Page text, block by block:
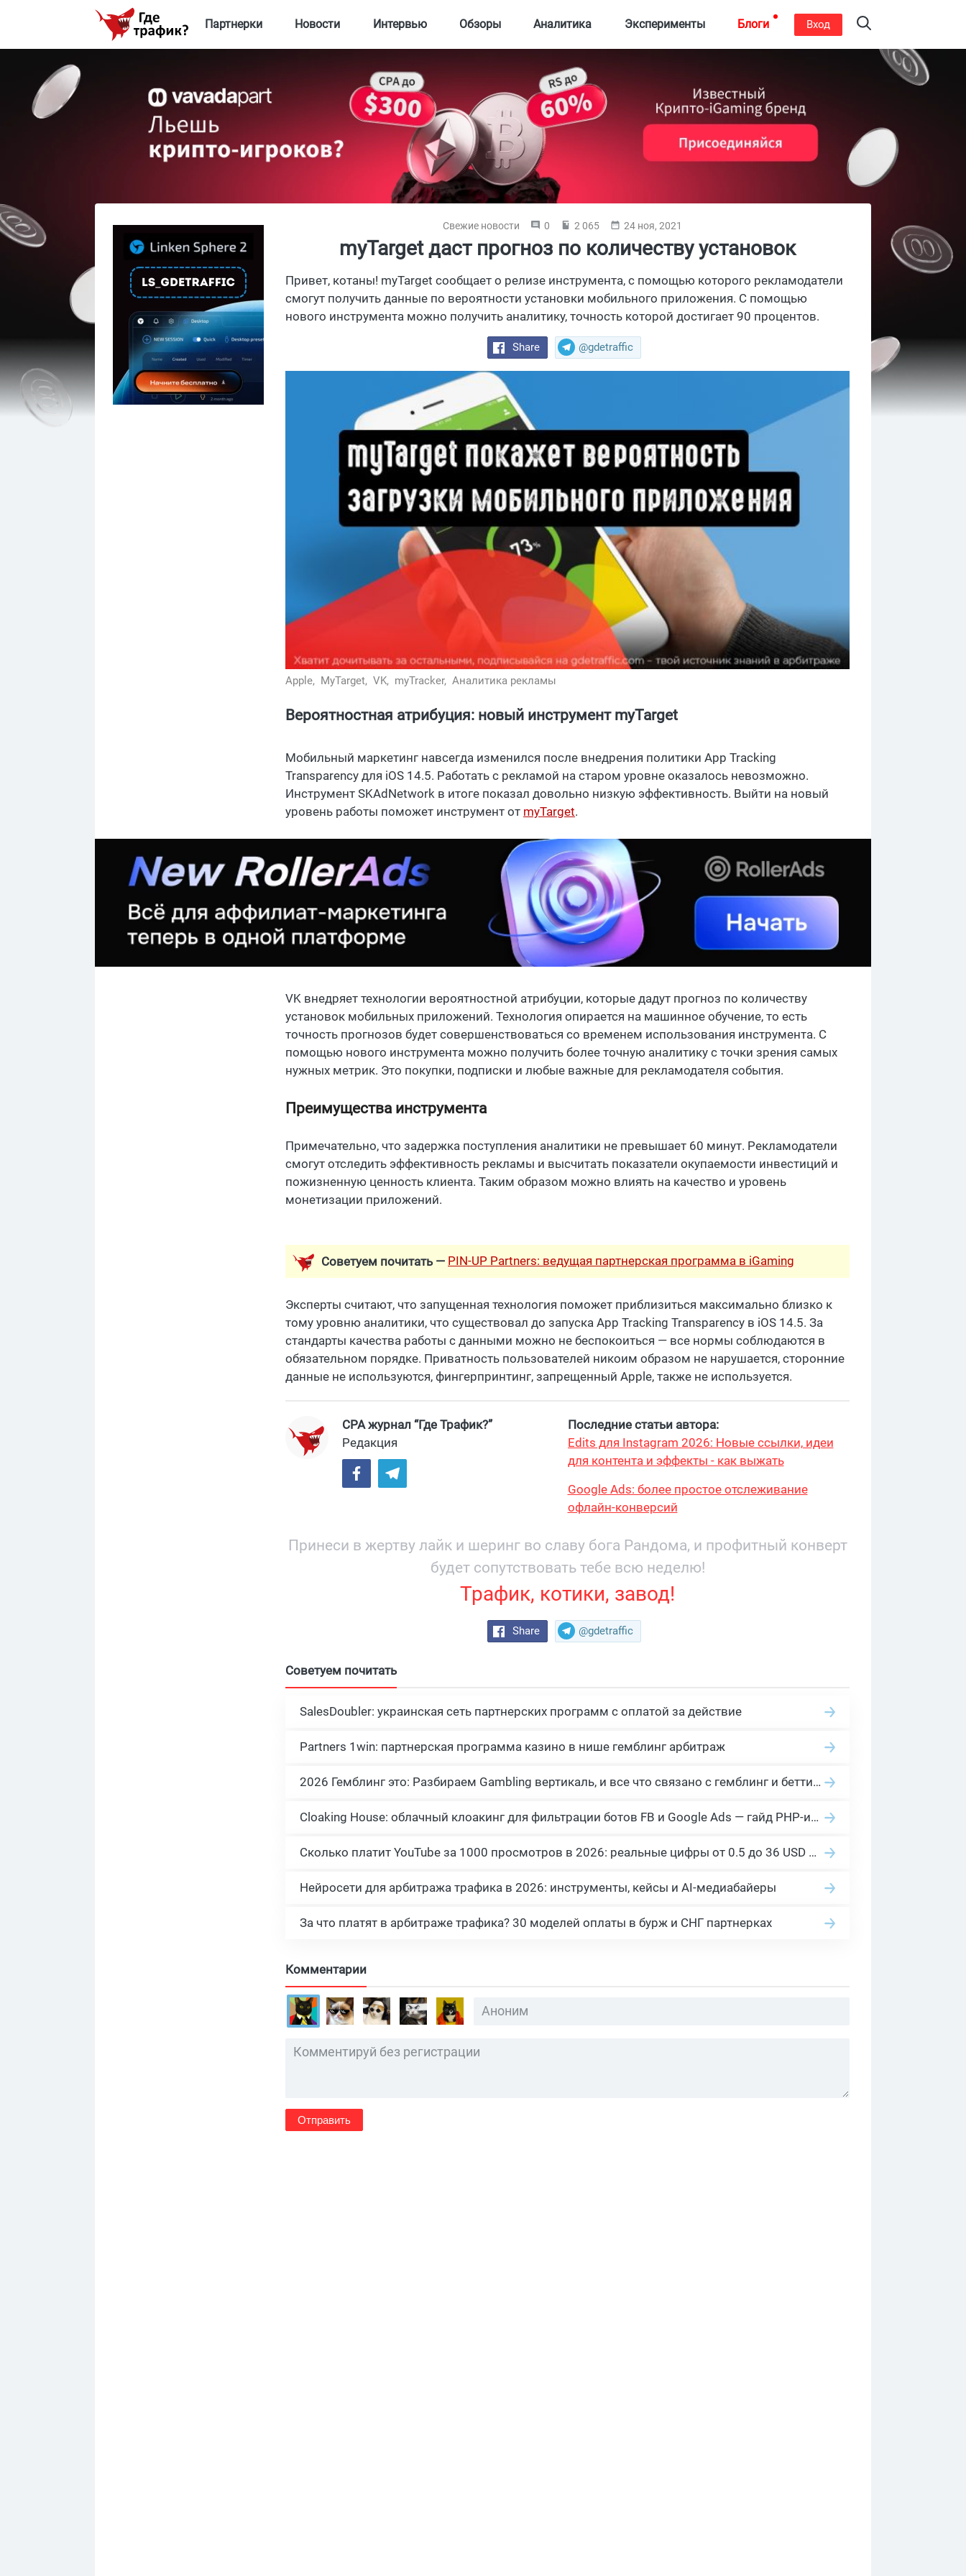
Партнерки Новости Интервью Обзоры Аналитика Эксперименты Блоги Вход
Свежие новости 0 2 065 24 ноя, 2021
myTarget даст прогноз по количеству установок
Привет, котаны! myTarget сообщает о релизе инструмента, с помощью которого рекламодатели
смогут получить данные по вероятности установки мобильного приложения. С помощью
нового инструмента можно получить аналитику, точность которой достигает 90 процентов.
Share @gdetraffic
Apple, MyTarget, VK, myTracker, Аналитика рекламы
Вероятностная атрибуция: новый инструмент myTarget
Мобильный маркетинг навсегда изменился после внедрения политики App Tracking
Transparency для iOS 14.5. Работать с рекламой на старом уровне оказалось невозможно.
Инструмент SKAdNetwork в итоге показал довольно низкую эффективность. Выйти на новый
уровень работы поможет инструмент от myTarget.
VK внедряет технологии вероятностной атрибуции, которые дадут прогноз по количеству
установок мобильных приложений. Технология опирается на машинное обучение, то есть
точность прогнозов будет совершенствоваться со временем использования инструмента. С
помощью нового инструмента можно получить более точную аналитику с точки зрения самых
нужных метрик. Это покупки, подписки и любые важные для рекламодателя события.
Преимущества инструмента
Примечательно, что задержка поступления аналитики не превышает 60 минут. Рекламодатели
смогут отследить эффективность рекламы и высчитать показатели окупаемости инвестиций и
пожизненную ценность клиента. Таким образом можно влиять на качество и уровень
монетизации приложений.
Советуем почитать — PIN-UP Partners: ведущая партнерская программа в iGaming
Эксперты считают, что запущенная технология поможет приблизиться максимально близко к
тому уровню аналитики, что существовал до запуска App Tracking Transparency в iOS 14.5. За
стандарты качества работы с данными можно не беспокоиться — все нормы соблюдаются в
обязательном порядке. Приватность пользователей никоим образом не нарушается, сторонние
данные не используются, фингерпринтинг, запрещенный Apple, также не используется.
CPA журнал “Где Трафик?”
Редакция
Последние статьи автора:
Edits для Instagram 2026: Новые ссылки, идеи
для контента и эффекты - как выжать
Google Ads: более простое отслеживание
офлайн-конверсий
Принеси в жертву лайк и шеринг во славу бога Рандома, и профитный конверт
будет сопутствовать тебе всю неделю!
Трафик, котики, завод!
Share @gdetraffic
Советуем почитать
SalesDoubler: украинская сеть партнерских программ с оплатой за действие
Partners 1win: партнерская программа казино в нише гемблинг арбитраж
2026 Гемблинг это: Разбираем Gambling вертикаль, и все что связано с гемблинг и беттинг офферами
Cloaking House: облачный клоакинг для фильтрации ботов FB и Google Ads — гайд PHP-интеграции 2026
Сколько платит YouTube за 1000 просмотров в 2026: реальные цифры от 0.5 до 36 USD по ГЕО
Нейросети для арбитража трафика в 2026: инструменты, кейсы и AI-медиабайеры
За что платят в арбитраже трафика? 30 моделей оплаты в бурж и СНГ партнерках
Комментарии
Отправить